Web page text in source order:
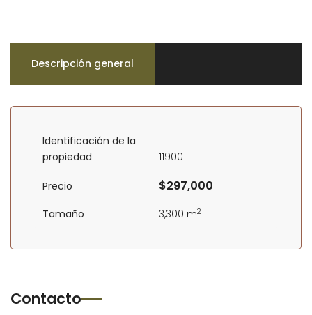
Descripción general
Identificación de la
propiedad
11900
Precio $297,000
Tamaño 3,300 m2
Contacto